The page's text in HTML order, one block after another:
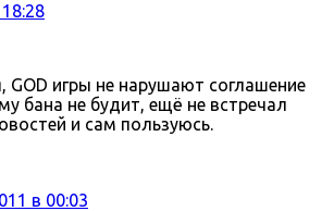
GOD игры не нарушают соглашение
бана не будит, ещё не встречал
и сам пользуюсь.
в 00:03